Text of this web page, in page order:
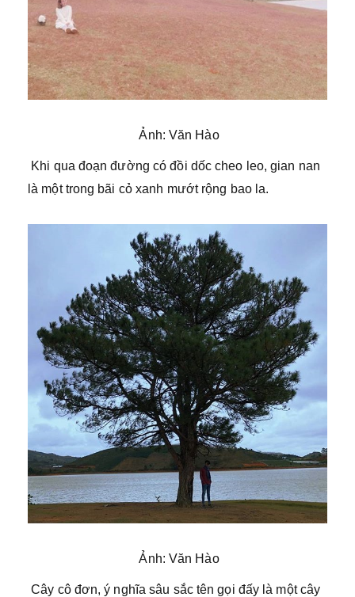
Ảnh: Văn Hào
Khi qua đoạn đường có đồi dốc cheo leo, gian nan
là một trong bãi cỏ xanh mướt rộng bao la.
Ảnh: Văn Hào
Cây cô đơn, ý nghĩa sâu sắc tên gọi đấy là một cây